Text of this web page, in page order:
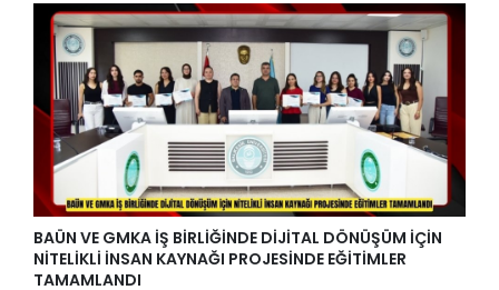
BAÜN VE GMKA İŞ BİRLİĞİNDE DİJİTAL DÖNÜŞÜM İÇİN
NİTELİKLİ İNSAN KAYNAĞI PROJESİNDE EĞİTİMLER
TAMAMLANDI